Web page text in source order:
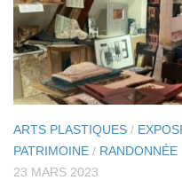
ARTS PLASTIQUES /
PATRIMOINE / RANDONNÉE
23 MARS 2023